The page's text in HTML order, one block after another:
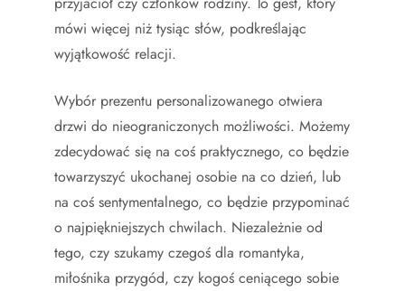
mówi więcej niż tysiąc słów, podkreślając
wyjątkowość relacji.
Wybór prezentu personalizowanego otwiera
drzwi do nieograniczonych możliwości. Możemy
zdecydować się na coś praktycznego, co będzie
towarzyszyć ukochanej osobie na co dzień, lub
na coś sentymentalnego, co będzie przypominać
o najpiękniejszych chwilach. Niezależnie od
tego, czy szukamy czegoś dla romantyka,
miłośnika przygód, czy kogoś ceniącego sobie